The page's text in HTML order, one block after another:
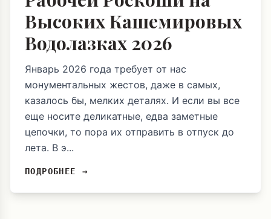
Высоких Кашемировых
Водолазках 2026
Январь 2026 года требует от нас
монументальных жестов, даже в самых,
казалось бы, мелких деталях. И если вы все
еще носите деликатные, едва заметные
цепочки, то пора их отправить в отпуск до
лета. В э...
ПОДРОБНЕЕ →